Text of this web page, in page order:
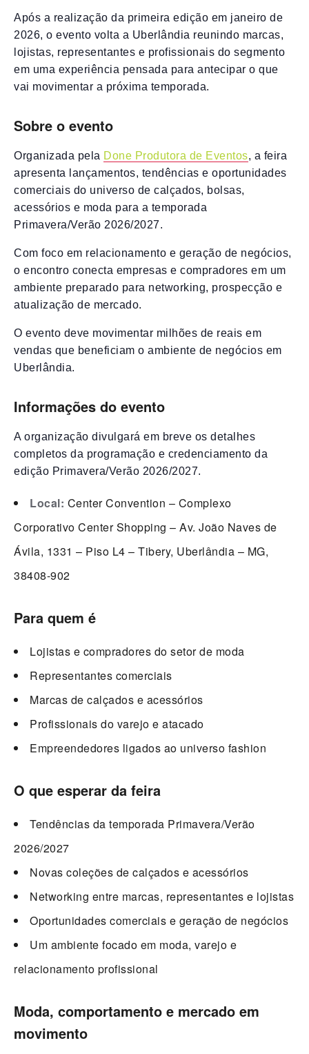
Após a realização da primeira edição em janeiro de
2026, o evento volta a Uberlândia reunindo marcas,
lojistas, representantes e profissionais do segmento
em uma experiência pensada para antecipar o que
vai movimentar a próxima temporada.
Sobre o evento
Organizada pela Done Produtora de Eventos, a feira
apresenta lançamentos, tendências e oportunidades
comerciais do universo de calçados, bolsas,
acessórios e moda para a temporada
Primavera/Verão 2026/2027.
Com foco em relacionamento e geração de negócios,
o encontro conecta empresas e compradores em um
ambiente preparado para networking, prospecção e
atualização de mercado.
O evento deve movimentar milhões de reais em
vendas que beneficiam o ambiente de negócios em
Uberlândia.
Informações do evento
A organização divulgará em breve os detalhes
completos da programação e credenciamento da
edição Primavera/Verão 2026/2027.
Local: Center Convention – Complexo
Corporativo Center Shopping – Av. João Naves de
Ávila, 1331 – Piso L4 – Tibery, Uberlândia – MG,
38408-902
Para quem é
Lojistas e compradores do setor de moda
Representantes comerciais
Marcas de calçados e acessórios
Profissionais do varejo e atacado
Empreendedores ligados ao universo fashion
O que esperar da feira
Tendências da temporada Primavera/Verão
2026/2027
Novas coleções de calçados e acessórios
Networking entre marcas, representantes e lojistas
Oportunidades comerciais e geração de negócios
Um ambiente focado em moda, varejo e
relacionamento profissional
Moda, comportamento e mercado em
movimento